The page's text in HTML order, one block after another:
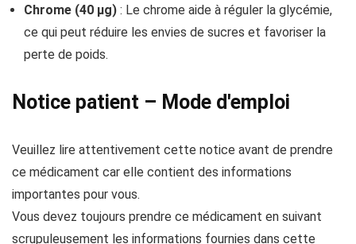
Chrome (40 µg) : Le chrome aide à réguler la glycémie,
ce qui peut réduire les envies de sucres et favoriser la
perte de poids.
Notice patient – Mode d'emploi
Veuillez lire attentivement cette notice avant de prendre
ce médicament car elle contient des informations
importantes pour vous.
Vous devez toujours prendre ce médicament en suivant
scrupuleusement les informations fournies dans cette